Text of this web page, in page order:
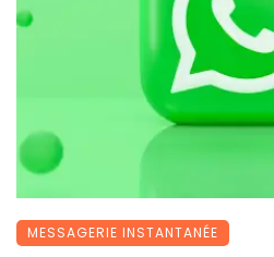
MESSAGERIE INSTANTANÉE